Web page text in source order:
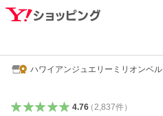
ハワイアンジュエリーミリオンベル
4.76（ 2,837件）